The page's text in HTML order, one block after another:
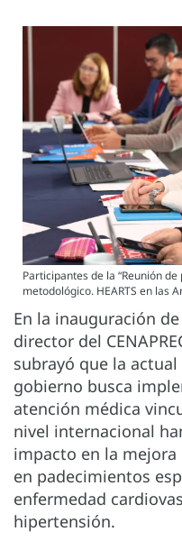
Participantes de la “Reunión
metodológico. HEARTS en las
En la inauguración
director del
subrayó que la
gobierno busca
atención médica
nivel internacional
impacto en la
en padecimientos
enfermedad
hipertensión.